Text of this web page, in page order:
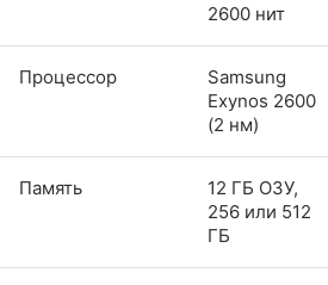
2600 нит
Процессор
Samsung
Exynos 2600
(2 нм)
Память
12 ГБ ОЗУ,
256 или 512
ГБ